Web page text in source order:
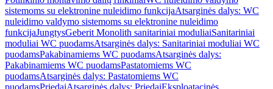
sistemoms su elektronine nuleidimo funkcijaAtsarginės dalys: WC
nuleidimo valdymo sistemoms su elektronine nuleidimo
funkcijaJungtysGeberit Monolith sanitariniai moduliaiSanitariniai
moduliai WC puodamsAtsarginės dalys: Sanitariniai moduliai WC
puodamsPakabinamiems WC puodamsAtsarginės dalys:
Pakabinamiems WC puodamsPastatomiems WC
puodamsAtsarginės dalys: Pastatomiems WC
puodamsPriedaiAtsarginės dalys: PriedaiEksploatacinės